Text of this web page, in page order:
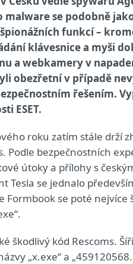
se podobně
funkcí –
klávesnice a myši
a webkamery v
obezřetní v případě
řešením.
ESET.
roku zatím stále drží
Podle bezpečnostních
útoky a přílohy s
se jednalo
Formbook se poté
škodlivý kód Rescoms.
„x.exe“ a